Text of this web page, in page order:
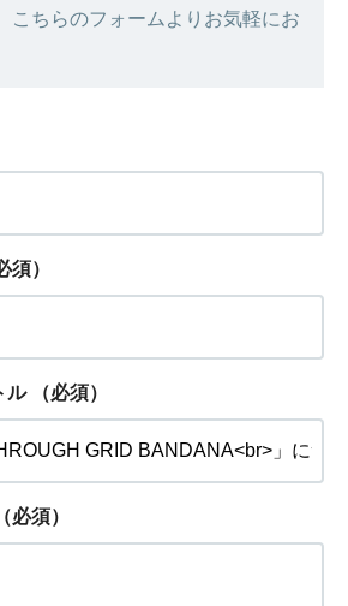
こちらのフォームよりお気軽にお
須）
ル （必須）
（必須）